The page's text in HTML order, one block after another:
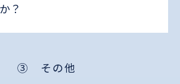
？
③ その他